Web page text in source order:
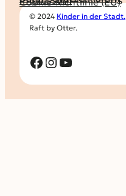
© 2024 Kinder in der Stadt.
Raft by Otter.
Facebook
Instagram
YouTube